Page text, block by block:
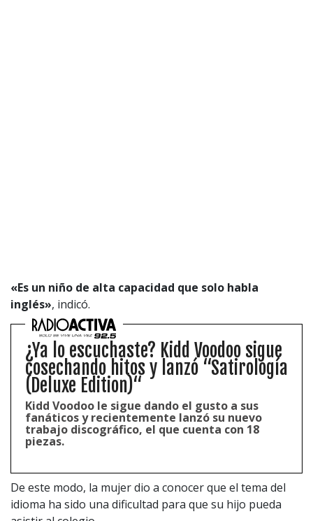
«Es un niño de alta capacidad que solo habla
inglés», indicó.
¿Ya lo escuchaste? Kidd Voodoo sigue
cosechando hitos y lanzó “Satirología
(Deluxe Edition)“
Kidd Voodoo le sigue dando el gusto a sus
fanáticos y recientemente lanzó su nuevo
trabajo discográfico, el que cuenta con 18
piezas.
De este modo, la mujer dio a conocer que el tema del
idioma ha sido una dificultad para que su hijo pueda